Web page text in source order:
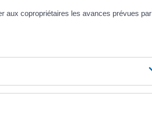
aux copropriétaires les avances prévues par